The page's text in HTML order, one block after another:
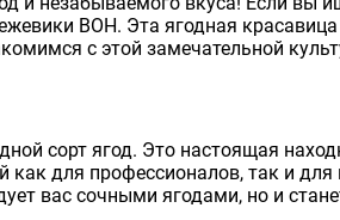
ВОН. Эта ягодная
с этой замечательной
сорт ягод. Это настоящая
как для профессионалов, так и
вас сочными ягодами, но и